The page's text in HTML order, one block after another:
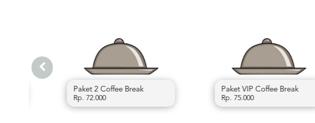
Paket 1 Coffee Break
Rp. 68.500
Paket 2 Coffee Break
Rp. 72.000